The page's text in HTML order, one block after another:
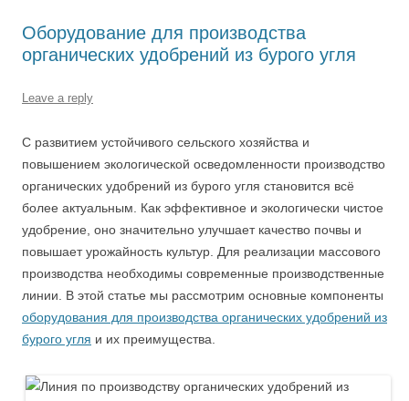
Оборудование для производства
органических удобрений из бурого угля
Leave a reply
С развитием устойчивого сельского хозяйства и
повышением экологической осведомленности производство
органических удобрений из бурого угля становится всё
более актуальным. Как эффективное и экологически чистое
удобрение, оно значительно улучшает качество почвы и
повышает урожайность культур. Для реализации массового
производства необходимы современные производственные
линии. В этой статье мы рассмотрим основные компоненты
оборудования для производства органических удобрений из
бурого угля и их преимущества.